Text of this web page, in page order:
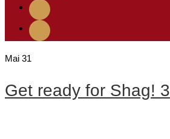
Mai 31
Get ready for Shag! 3